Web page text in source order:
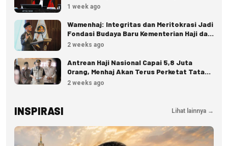
1 week ago
Wamenhaj: Integritas dan Meritokrasi Jadi
Fondasi Budaya Baru Kementerian Haji dan
Umrah
2 weeks ago
Antrean Haji Nasional Capai 5,8 Juta
Orang, Menhaj Akan Terus Perketat Tata
Kelola
2 weeks ago
INSPIRASI Lihat lainnya →